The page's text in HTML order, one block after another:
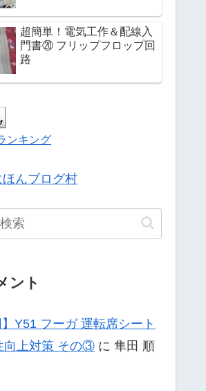
超簡単！電気工作＆配線入
門書⑳ フリップフロップ回
路
ンキング
ほんブログ村
ント
】Y51 フーガ 運転席シート
向上対策 その③ に 隼田 順